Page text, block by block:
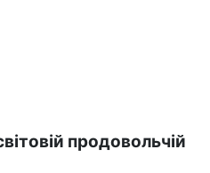
продовольчій